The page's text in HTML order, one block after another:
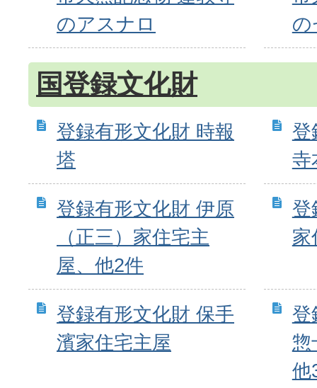
のアスナロ
の
国登録文化財
登録有形文化財 時報
塔
登
寺
登録有形文化財 伊原
（正三）家住宅主
屋、他2件
登
家
登録有形文化財 保手
濱家住宅主屋
登
惣
他